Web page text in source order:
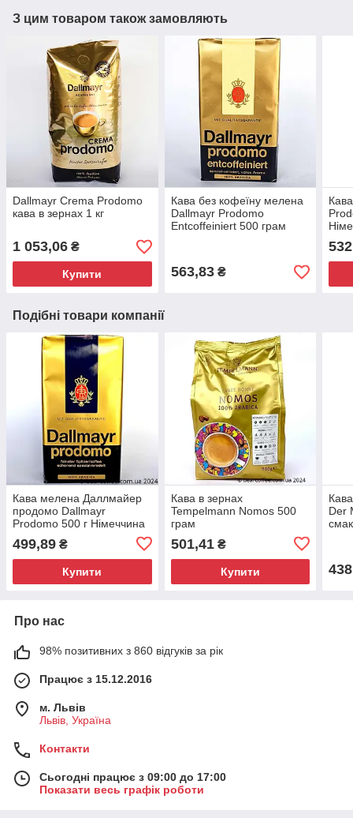
З цим товаром також замовляють
Dallmayr Crema Prodomo
кава в зернах 1 кг
1 053,06 ₴
Купити
Кава без кофеїну мелена
Dallmayr Prodomo
Entcoffeiniert 500 грам
563,83₴
Подібні товари компанії
Кава мелена Даллмайер
продомо Dallmayr
Prodomo 500 г Німеччина
499,89 ₴
Купити
Кава в зернах
Tempelmann Nomos 500
грам
501,41₴
Купити
Der
Про нас
98% позитивних з 860 відгуків за рік
Працює з 15.12.2016
м. Львів
Львів, Україна
Контакти
Сьогодні працює з 09:00 до 17:00
Показати весь графік роботи